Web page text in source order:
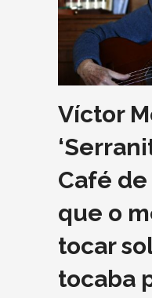
Víctor
Café
que o
tocar
tocaba